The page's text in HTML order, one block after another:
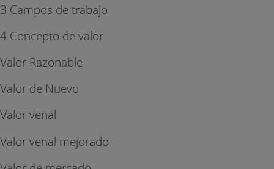
3 Campos de trabajo
4 Concepto de valor
Valor Razonable
Valor de Nuevo
Valor venal
Valor venal mejorado